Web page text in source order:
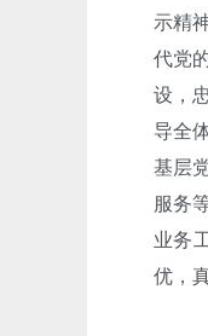
示精
代党
设，
导全
基层
服务
业务
优，